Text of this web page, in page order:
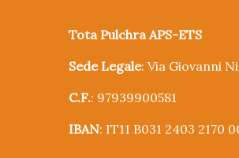
Tota Pulchra APS-ETS
Sede Legale: Via Giovanni
C.F.: 97939900581
IBAN: IT11 B031 2403